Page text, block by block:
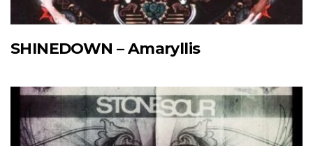
SHINEDOWN – Amaryllis